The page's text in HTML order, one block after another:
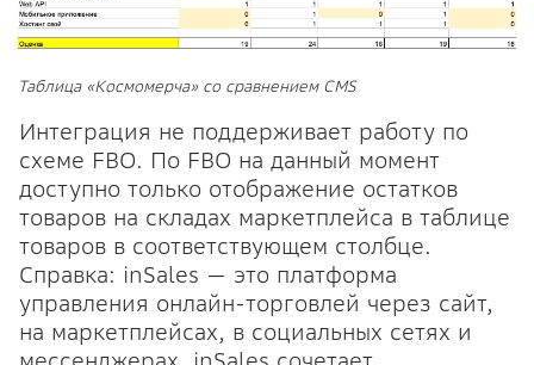
Таблица «Космомерча» со сравнением CMS
Интеграция не поддерживает работу по
схеме FBO. По FBO на данный момент
доступно только отображение остатков
товаров на складах маркетплейса в таблице
товаров в соответствующем столбце.
Справка: inSales — это платформа
управления онлайн-торговлей через сайт,
на маркетплейсах, в социальных сетях и